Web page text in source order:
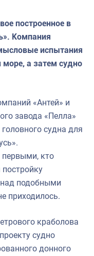
ценностей
построенное в
Компания
испытания
море, а затем судно
«Антей» и
завода «Пелла»
судна для
кто
над подобными
приходилось.
краболова
судно
донного